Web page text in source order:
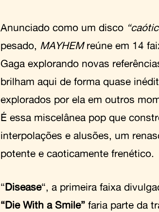
Anunciado como um disco
pesado, MAYHEMreúne em 14
Gaga explorando novas
brilham aqui de forma quase
explorados por ela em outros
É essa miscelânea pop que
interpolações e alusões, um
potente e caoticamente frenético.
“Disease“, a primeira faixa
“Die With a Smile” faria parte da